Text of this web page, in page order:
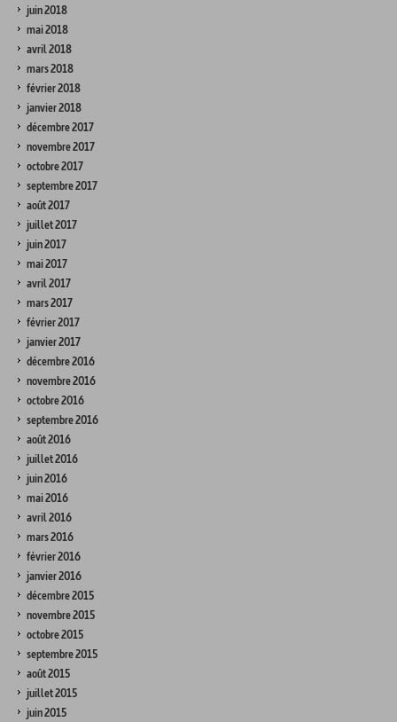
juin 2018
mai 2018
avril 2018
mars 2018
février 2018
janvier 2018
décembre 2017
novembre 2017
octobre 2017
septembre 2017
août 2017
juillet 2017
juin 2017
mai 2017
avril 2017
mars 2017
février 2017
janvier 2017
décembre 2016
novembre 2016
octobre 2016
septembre 2016
août 2016
juillet 2016
juin 2016
mai 2016
avril 2016
mars 2016
février 2016
janvier 2016
décembre 2015
novembre 2015
octobre 2015
septembre 2015
août 2015
juillet 2015
juin 2015